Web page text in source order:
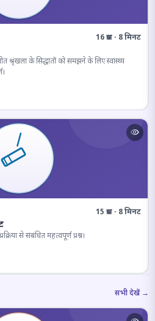
16 प्रश्न · 8 मिनट
श्रृंखला के सिद्धांतों को समझने के लिए स्वास्थ्य
15 प्रश्न · 8 मिनट
से संबंधित महत्वपूर्ण प्रश्न।
सभी देखें →